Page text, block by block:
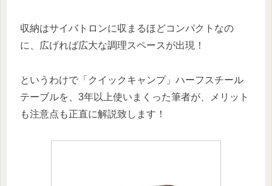
収納はサイバトロンに収まるほどコンパクトなの
に、広げれば広大な調理スペースが出現！
というわけで「クイックキャンプ」ハーフスチール
テーブルを、3年以上使いまくった筆者が、メリット
も注意点も正直に解説致します！